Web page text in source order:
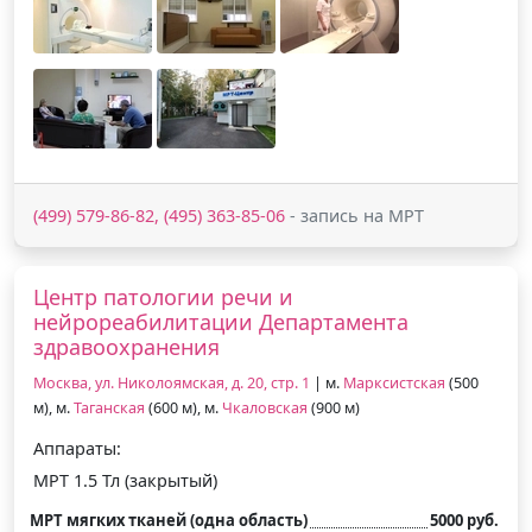
(499) 579-86-82, (495) 363-85-06 - запись на МРТ
Центр патологии речи и
нейрореабилитации Департамента
здравоохранения
Москва, ул. Николоямская, д. 20, стр. 1 | м. Марксистская (500
м), м.Таганская (600 м), м. Чкаловская (900 м)
Аппараты:
МРТ 1.5 Тл (закрытый)
МРТ мягких тканей (одна область) 5000 руб.